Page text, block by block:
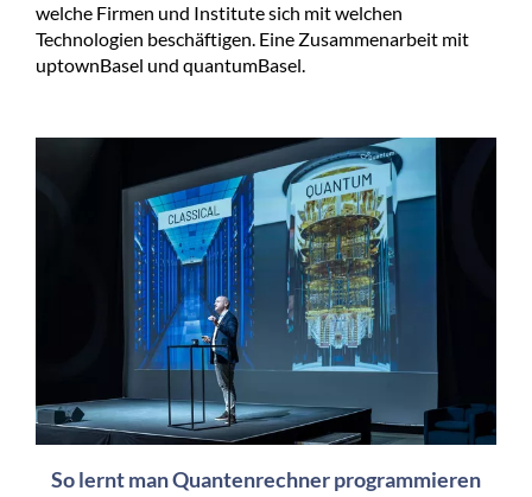
welche Firmen und Institute sich mit welchen
Technologien beschäftigen. Eine Zusammenarbeit mit
uptownBasel und quantumBasel.
So lernt man Quantenrechner programmieren